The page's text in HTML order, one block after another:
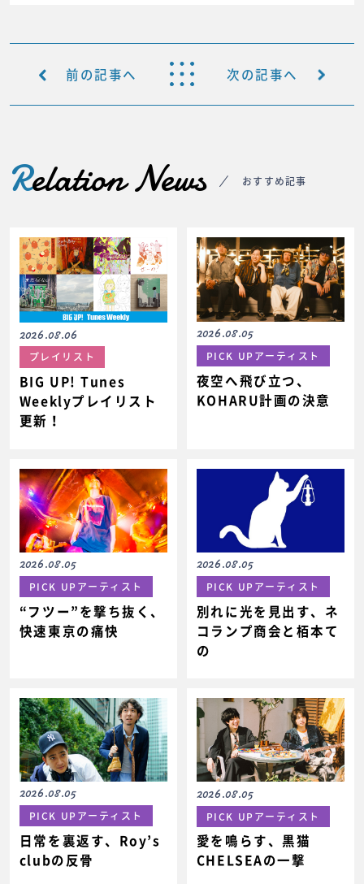
前の記事へ 次の記事へ
Relation News おすすめ記事
2026.08.06
プレイリスト
BIG UP! Tunes
Weeklyプレイリスト
更新！
2026.08.05
PICK UPアーティスト
夜空へ飛び立つ、
KOHARU計画の決意
2026.08.05
PICK UPアーティスト
“フツー”を撃ち抜く、
快速東京の痛快
2026.08.05
PICK UPアーティスト
別れに光を見出す、ネ
コランプ商会と栢本て
の
2026.08.05
PICK UPアーティスト
日常を裏返す、Roy’s
clubの反骨
2026.08.05
PICK UPアーティスト
愛を鳴らす、黒猫
CHELSEAの一撃